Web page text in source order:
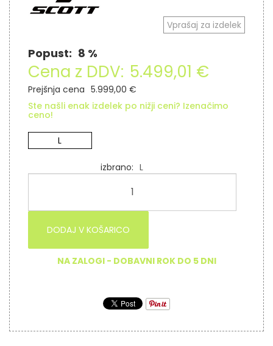
Vprašaj za izdelek
Popust: 8 %
Cena z DDV: 5.499,01 €
Prejšnja cena 5.999,00 €
Ste našli enak izdelek po nižji ceni? Izenačimo
ceno!
L
izbrano L
DODAJ V KOŠARICO
NA ZALOGI - DOBAVNI ROK DO 5 DNI